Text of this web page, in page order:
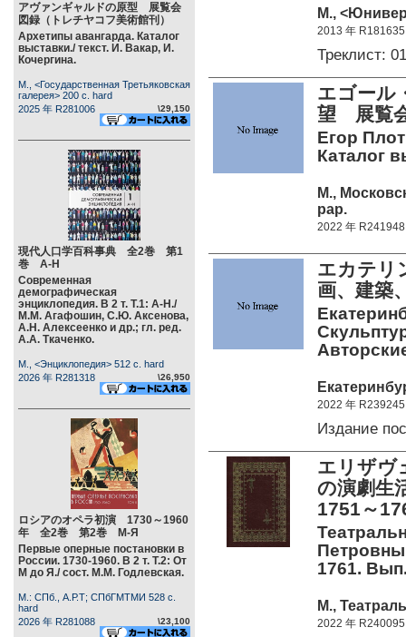
アヴァンギャルドの原型 展覧会
図録（トレチヤコフ美術館刊）
Архетипы авангарда. Каталог
выставки./ текст. И. Вакар, И.
Кочергина.
М., <Государственная Третьяковская
галерея> 200 c. hard
2025 年 R281006
\29,150
現代人口学百科事典 全2巻 第1
巻 А-Н
Современная
демографическая
энциклопедия. В 2 т. Т.1: А-Н./
М.М. Агафошин, С.Ю. Аксенова,
А.Н. Алексеенко и др.; гл. ред.
А.А. Ткаченко.
М., <Энциклопедия> 512 c. hard
2026 年 R281318
\26,950
ロシアのオペラ初演 1730～1960
年 全2巻 第2巻 М-Я
Первые оперные постановки в
России. 1730-1960. В 2 т. Т.2: От
М до Я./ сост. М.М. Годлевская.
М.: СПб., А.Р.Т; СПбГМТМИ 528 c.
hard
2026 年 R281088
\23,100
М.,
2013 年 R181635
Треклист:
エゴール
望 展覧
Егор
Каталог
М.,
pap.
2022 年 R241948
エカテ
画、建築
2022 年 R239245
Издание
エリザヴ
の演劇
1751～
1761.
М.,
2022 年 R240095